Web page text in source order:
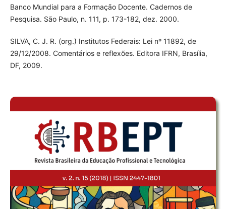
Banco Mundial para a Formação Docente. Cadernos de
Pesquisa. São Paulo, n. 111, p. 173-182, dez. 2000.
SILVA, C. J. R. (org.) Institutos Federais: Lei nº 11892, de
29/12/2008. Comentários e reflexões. Editora IFRN, Brasília,
DF, 2009.